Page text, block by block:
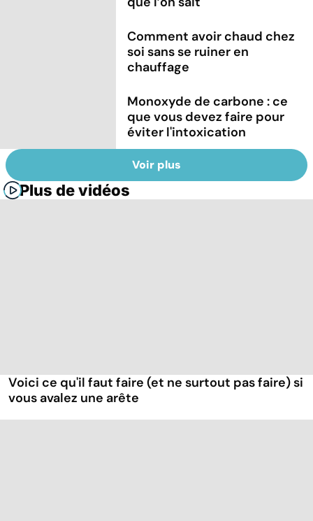
Comment avoir chaud chez
soi sans se ruiner en
chauffage
Monoxyde de carbone : ce
que vous devez faire pour
éviter l'intoxication
Voir plus
Plus de vidéos
Voici ce qu'il faut faire (et ne surtout pas faire) si
vous avalez une arête